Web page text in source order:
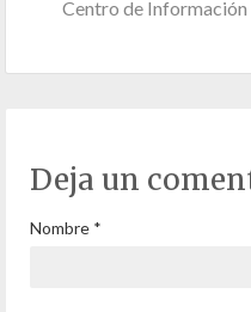
Centro de
Deja un
Nombre *